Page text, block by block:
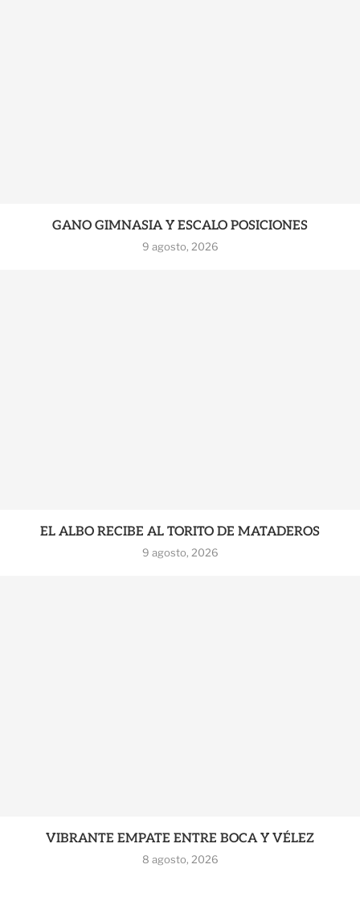
GANO GIMNASIA Y ESCALO POSICIONES
9 agosto, 2026
EL ALBO RECIBE AL TORITO DE MATADEROS
9 agosto, 2026
VIBRANTE EMPATE ENTRE BOCA Y VÉLEZ
8 agosto, 2026